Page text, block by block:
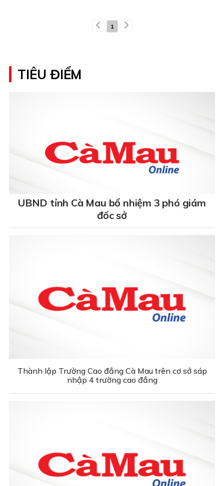
1
TIÊU ĐIỂM
UBND tỉnh Cà Mau bổ nhiệm 3 phó giám
đốc sở
Thành lập Trường Cao đẳng Cà Mau trên cơ sở sáp
nhập 4 trường cao đẳng